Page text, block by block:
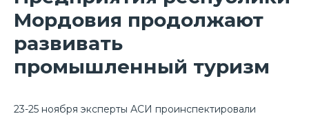
Мордовия продолжают
развивать
промышленный туризм
23-25 ноября эксперты АСИ проинспектировали